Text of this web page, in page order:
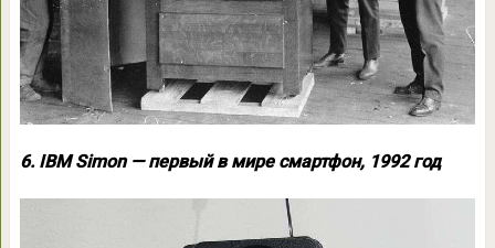
6. IBM Simon — первый в мире смартфон, 1992 год